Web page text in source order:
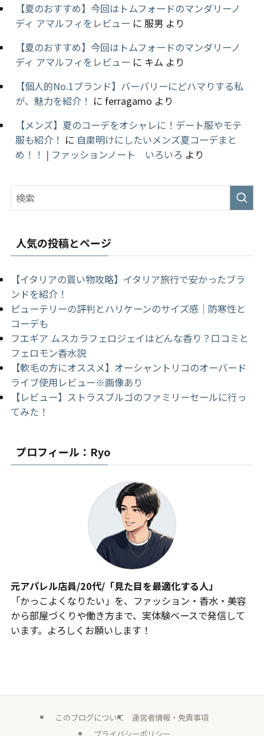
【夏のおすすめ】今回はトムフォードのマンダリーノ
ディ アマルフィをレビュー に 服男 より
【夏のおすすめ】今回はトムフォードのマンダリーノ
ディ アマルフィをレビュー に キム より
【個人的No.1ブランド】バーバリーにどハマりする私
が、魅力を紹介！ に ferragamo より
【メンズ】夏のコーデをオシャレに！デート服やモテ
服も紹介！ に 自粛明けにしたいメンズ夏コーデまと
め！！ | ファッションノート いろいろ より
人気の投稿とページ
【イタリアの買い物攻略】イタリア旅行で安かったブラ
ンドを紹介！
ピューテリーの評判とハリケーンのサイズ感｜防寒性と
コーデも
フエギア ムスカラフェロジェイはどんな香り？口コミと
フェロモン香水説
【軟毛の方にオススメ】オーシャントリコのオーバード
ライブ使用レビュー※画像あり
【レビュー】ストラスブルゴのファミリーセールに行っ
てみた！
プロフィール：Ryo
元アパレル店員/20代/「見た目を最適化する人」
「かっこよくなりたい」を、ファッション・香水・美容
から部屋づくりや働き方まで、実体験ベースで発信して
います。よろしくお願いします！
このブログについて
運営者情報・免責事項